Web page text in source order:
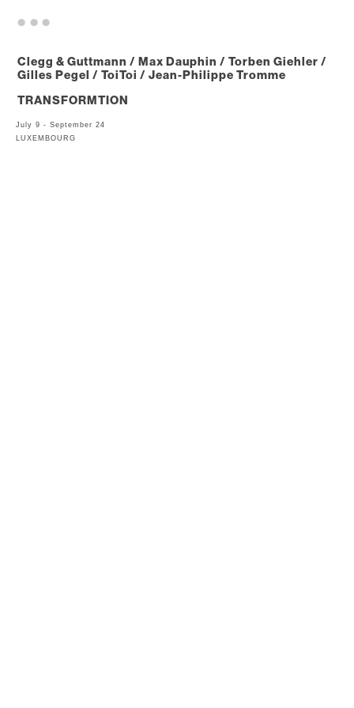
Clegg & Guttmann / Max Dauphin / Torben Giehler /
Gilles Pegel / ToiToi / Jean-Philippe Tromme
TRANSFORMTION
July 9 - September 24
LUXEMBOURG